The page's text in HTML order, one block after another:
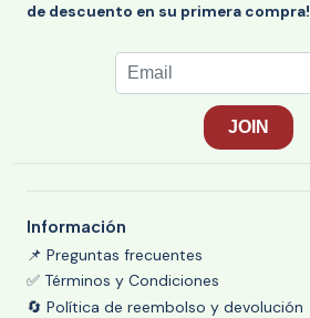
de descuento en su primera compra!
Información
📌 Preguntas frecuentes
✅ Términos y Condiciones
🔄 Política de reembolso y devolución